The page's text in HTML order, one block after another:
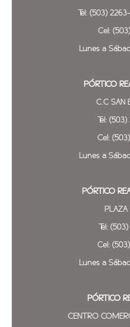
Tel: (503)
Cel:
Lunes a
PÓRTICO
C.C SAN
Tel:
Cel:
Lunes a
PÓRTICO
PLAZA
Tel:
Cel:
Lunes a
PÓRTICO
CENTRO